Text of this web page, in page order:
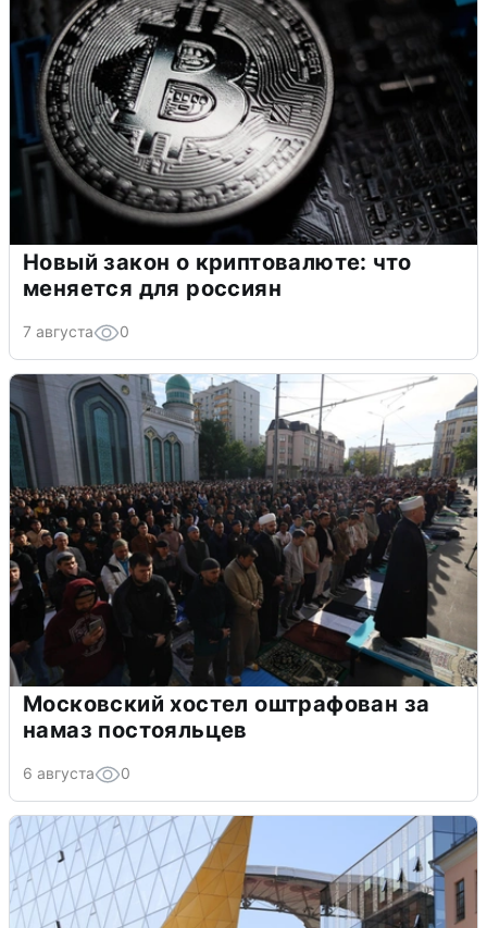
Новый закон о криптовалюте: что
меняется для россиян
7 августа 0
Московский хостел оштрафован за
намаз постояльцев
6 августа 0